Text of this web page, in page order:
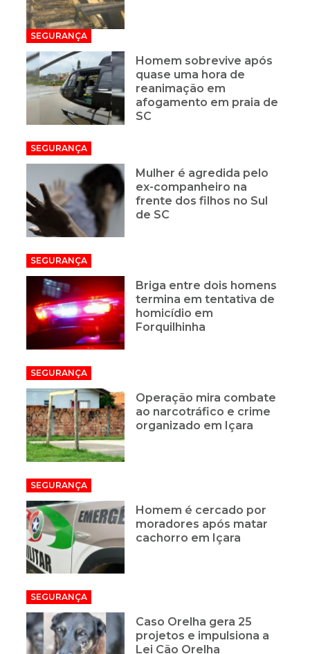
SEGURANÇA
Homem sobrevive após
quase uma hora de
reanimação em
afogamento em praia de
SC
SEGURANÇA
Mulher é agredida pelo
ex-companheiro na
frente dos filhos no Sul
de SC
SEGURANÇA
Briga entre dois homens
termina em tentativa de
homicídio em
Forquilhinha
SEGURANÇA
Operação mira combate
ao narcotráfico e crime
organizado em Içara
SEGURANÇA
Homem é cercado por
moradores após matar
cachorro em Içara
SEGURANÇA
Caso Orelha gera 25
projetos e impulsiona a
Lei Cão Orelha